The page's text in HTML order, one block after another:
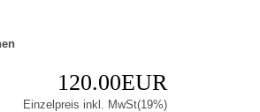
120.00EUR
Einzelpreis inkl. MwSt(19%)